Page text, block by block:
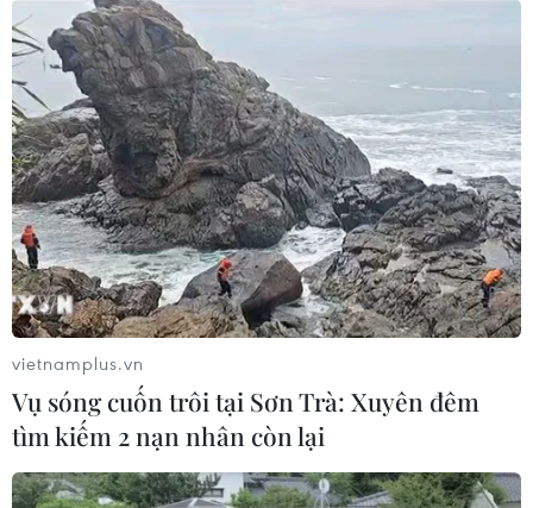
vietnamplus.vn
Vụ sóng cuốn trôi tại Sơn Trà: Xuyên đêm
tìm kiếm 2 nạn nhân còn lại